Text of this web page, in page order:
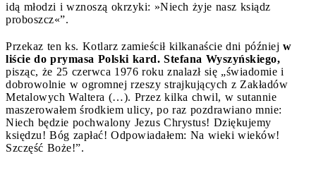
idą młodzi i wznoszą okrzyki: »Niech żyje nasz ksiądz
proboszcz«”.
Przekaz ten ks. Kotlarz zamieścił kilkanaście dni później w
liście do prymasa Polski kard. Stefana Wyszyńskiego,
pisząc, że 25 czerwca 1976 roku znalazł się „świadomie i
dobrowolnie w ogromnej rzeszy strajkujących z Zakładów
Metalowych Waltera (…). Przez kilka chwil, w sutannie
maszerowałem środkiem ulicy, po raz pozdrawiano mnie:
Niech będzie pochwalony Jezus Chrystus! Dziękujemy
księdzu! Bóg zapłać! Odpowiadałem: Na wieki wieków!
Szczęść Boże!”.